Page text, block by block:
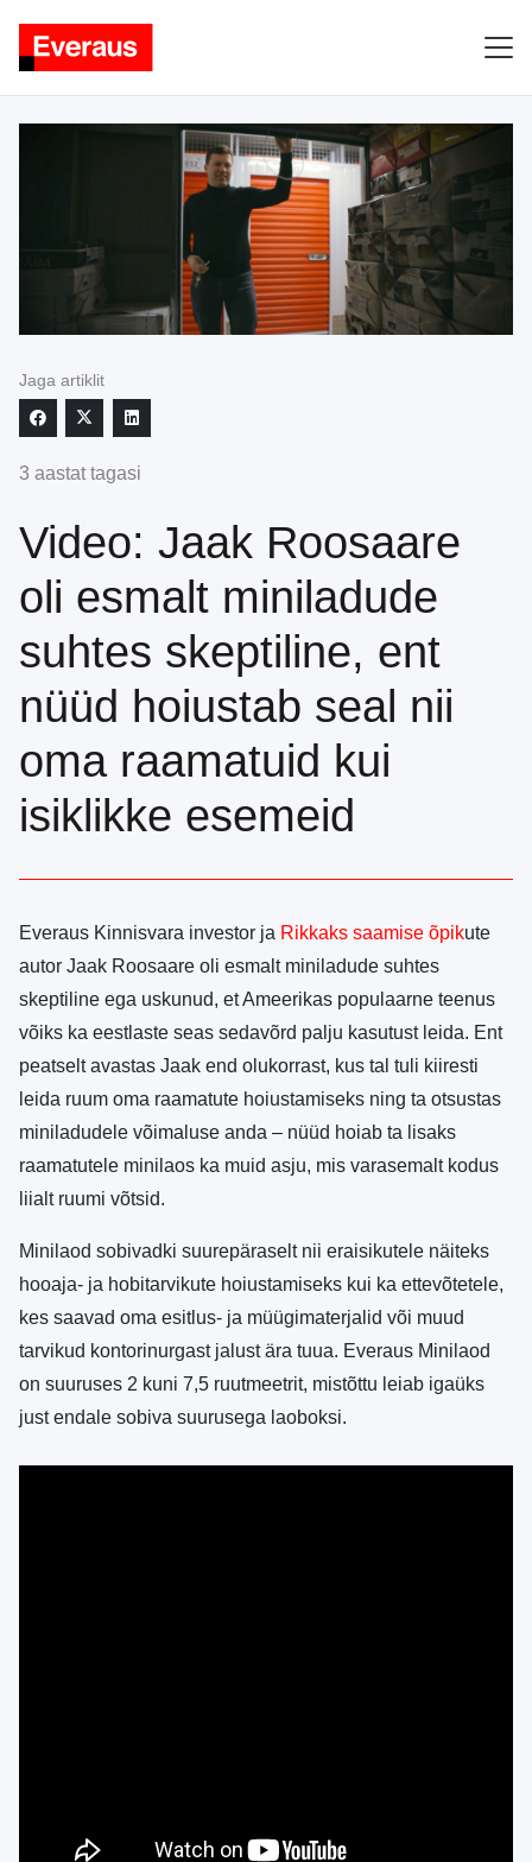
Jaga artiklit
3 aastat tagasi
Video: Jaak Roosaare
oli esmalt miniladude
suhtes skeptiline, ent
nüüd hoiustab seal nii
oma raamatuid kui
isiklikke esemeid
Everaus Kinnisvara investor ja Rikkaks saamise õpikute
autor Jaak Roosaare oli esmalt miniladude suhtes
skeptiline ega uskunud, et Ameerikas populaarne teenus
võiks ka eestlaste seas sedavõrd palju kasutust leida. Ent
peatselt avastas Jaak end olukorrast, kus tal tuli kiiresti
leida ruum oma raamatute hoiustamiseks ning ta otsustas
miniladudele võimaluse anda – nüüd hoiab ta lisaks
raamatutele minilaos ka muid asju, mis varasemalt kodus
liialt ruumi võtsid.
Minilaod sobivadki suurepäraselt nii eraisikutele näiteks
hooaja- ja hobitarvikute hoiustamiseks kui ka ettevõtetele,
kes saavad oma esitlus- ja müügimaterjalid või muud
tarvikud kontorinurgast jalust ära tuua. Everaus Minilaod
on suuruses 2 kuni 7,5 ruutmeetrit, mistõttu leiab igaüks
just endale sobiva suurusega laoboksi.